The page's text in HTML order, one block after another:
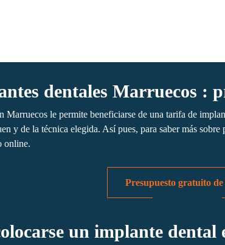
dentales Marruecos :
Marruecos le permite beneficiarse de una tarifa de
y de la técnica elegida. Así pues, para saber más
online.
Presupuesto gratuito
un implante dental